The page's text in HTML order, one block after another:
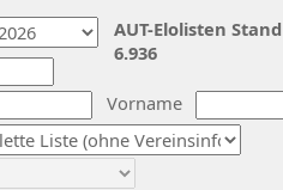
Vorname
AUT-Elolisten
6.936